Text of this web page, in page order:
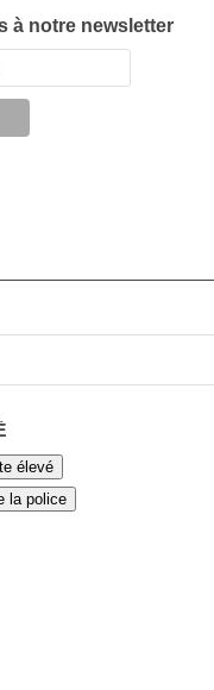
à notre newsletter
élevé
la police